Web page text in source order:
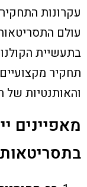
עקרונות
עולם
בתעשיית
תחקיר
והאותנטיות של
מאפיינים
בתסריטאות